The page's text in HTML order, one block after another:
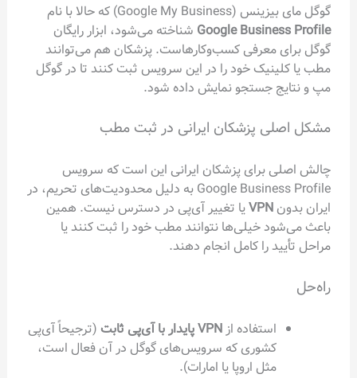
گوگل مای بیزینس (Google My Business) که حالا با نام
Google Business Profile شناخته می‌شود، ابزار رایگان
گوگل برای معرفی کسب‌وکارهاست. پزشکان هم می‌توانند
مطب یا کلینیک خود را در این سرویس ثبت کنند تا در گوگل
مپ و نتایج جستجو نمایش داده شود.
مشکل اصلی پزشکان ایرانی در ثبت مطب
چالش اصلی برای پزشکان ایرانی این است که سرویس
Google Business Profile به دلیل محدودیت‌های تحریم، در
ایران بدون VPNیا تغییر آی‌پی در دسترس نیست. همین
باعث می‌شود خیلی‌ها نتوانند مطب خود را ثبت کنند یا
مراحل تأیید را کامل انجام دهند.
راه‌حل
استفاده از VPN پایدار با آی‌پی ثابت
(ترجیحاً آی‌پی
کشوری که سرویس‌های گوگل در آن فعال است،
مثل اروپا یا امارات).